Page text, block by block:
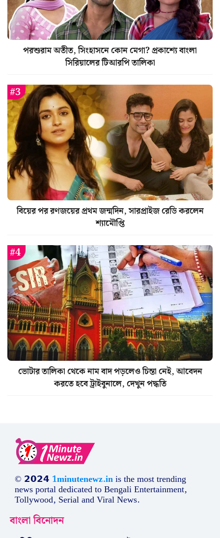
পরশুরাম অতীত, সিংহাসনে কোন মেগা? প্রকাশ্যে বাংলা
সিরিয়ালের টিআরপি তালিকা
বিয়ের পর রণজয়ের প্রথম জন্মদিন, সারপ্রাইজ রেডি করলেন
শ্যামৌপ্তি
ভোটার তালিকা থেকে নাম বাদ পড়লেও চিন্তা নেই, আবেদন
করতে হবে ট্রাইবুনালে, দেখুন পদ্ধতি
© 𝟮𝟬𝟮𝟰 1minutenewz.inis the most trending
news portal dedicated to Bengali Entertainment,
Tollywood, Serial and Viral News.
বাংলা বিনোদন